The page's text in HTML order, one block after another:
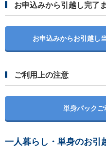
お申込みから引越し完了
お申込みからお引越し
ご利用上の注意
単身パック
一人暮らし・単身のお引